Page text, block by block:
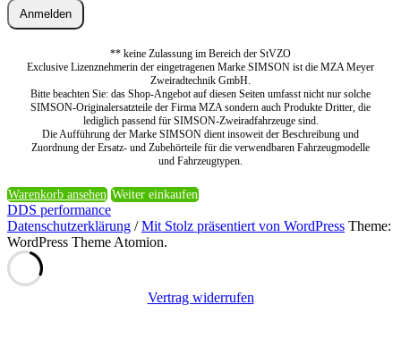
Anmelden
** keine Zulassung im Bereich der StVZO
Exclusive Lizenznehmerin der eingetragenen Marke SIMSON ist die MZA Meyer
Zweiradtechnik GmbH.
Bitte beachten Sie: das Shop-Angebot auf diesen Seiten umfasst nicht nur solche
SIMSON-Originalersatzteile der Firma MZA sondern auch Produkte Dritter, die
lediglich passend für SIMSON-Zweiradfahrzeuge sind.
Die Aufführung der Marke SIMSON dient insoweit der Beschreibung und
Zuordnung der Ersatz- und Zubehörteile für die verwendbaren Fahrzeugmodelle
und Fahrzeugtypen.
Warenkorb ansehen Weiter einkaufen
DDS performance
Datenschutzerklärung /Mit Stolz präsentiert von WordPress Theme:
WordPress Theme Atomion.
Vertrag widerrufen